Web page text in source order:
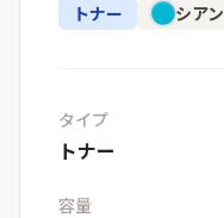
トナー シアン
タイプ
トナー
容量